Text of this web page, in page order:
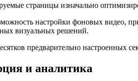
страницы изначально
настройки фоновых видео,
визуальных решений.
предварительно настроенных
и аналитика